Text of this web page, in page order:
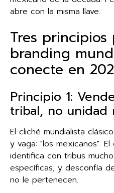
abre con la misma llave.
Tres principios
branding
conecte en
Principio 1:
tribal, no unidad
El cliché mundialista
y vaga: "los mexicanos".
identifica con tribus
específicas, y desconfía
no le pertenecen.